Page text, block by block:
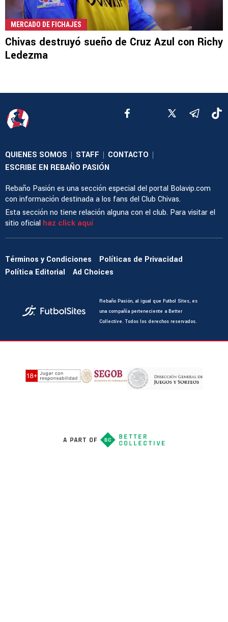
MERCADO DE FICHAJES
Chivas destruyó sueño de Cruz Azul con Richy
Ledezma
QUIENES SOMOS | STAFF | CONTACTO |
ESCRIBE EN REBAÑO PASIÓN
Rebaño Pasión es una sección especial del portal Bolavip.com
con información destinada a los fans del Club Chivas.
Esta sección no tiene relación alguna con el club. Para visitar el
sitio oficial haz click aquí
Términos y Condiciones
Políticas de Privacidad
Política Editorial
Ad Choices
Rebaño Pasión, al igual que Futbol Sites, es
una compañía perteneciente a Better
Collective. Todos los derechos reservados.